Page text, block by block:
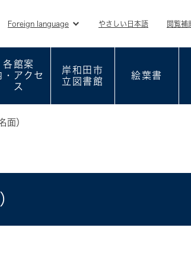
Foreign language やさしい日本語 閲覧補
各館案
・アクセ
ス
岸和田市
立図書館
絵葉書
）